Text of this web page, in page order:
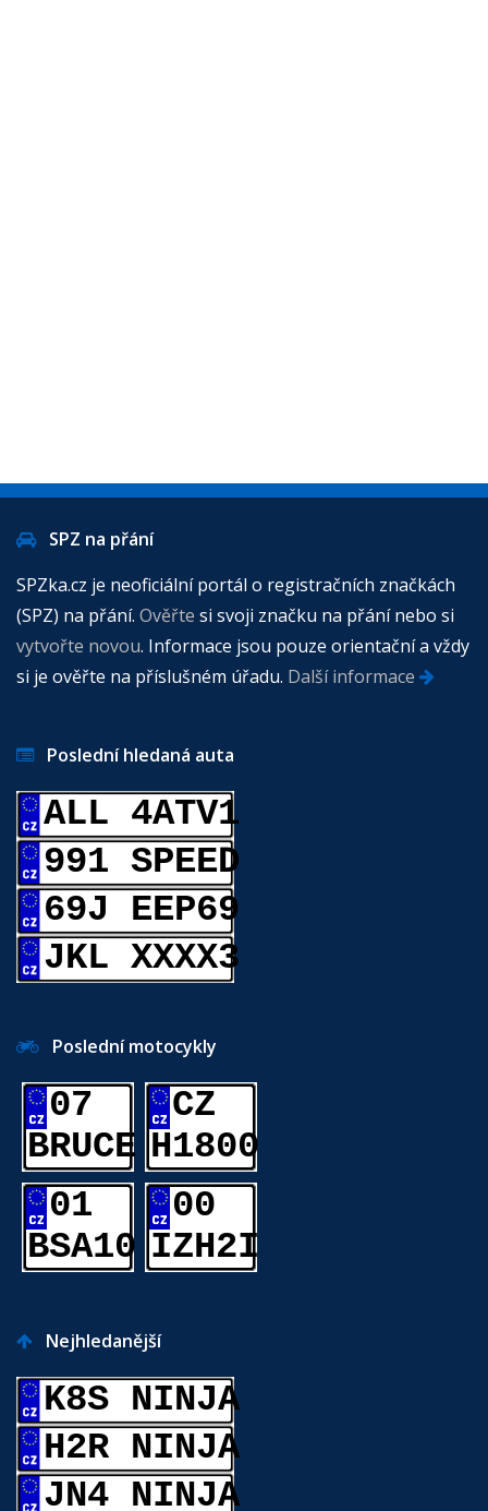
SPZ na přání
SPZka.cz je neoficiální portál o registračních značkách
(SPZ) na přání. Ověřte si svoji značku na přání nebo si
vytvořte novou. Informace jsou pouze orientační a vždy
si je ověřte na příslušném úřadu. Další informace
Poslední hledaná auta
ALL 4ATV1
991 SPEED
69J EEP69
JKL XXXX3
Poslední motocykly
07
BRUCE
CZ
H1800
01
BSA10
00
IZH2I
Nejhledanější
K8S NINJA
H2R NINJA
JN4 NINJA